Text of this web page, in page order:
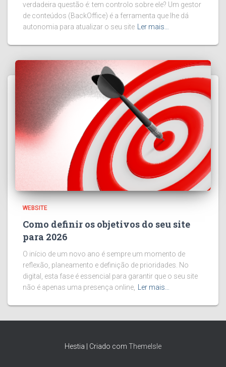
verdadeira questão é: tem controlo sobre ele? Um gestor
de conteúdos (BackOffice) é a ferramenta que lhe dá
autonomia para atualizar o seu site Ler mais…
WEBSITE
Como definir os objetivos do seu site
para 2026
O início de um novo ano é sempre um momento de
reflexão, planeamento e definição de prioridades. No
digital, esta fase é essencial para garantir que o seu site
não é apenas uma presença online,
Ler mais…
Hestia | Criado com ThemeIsle